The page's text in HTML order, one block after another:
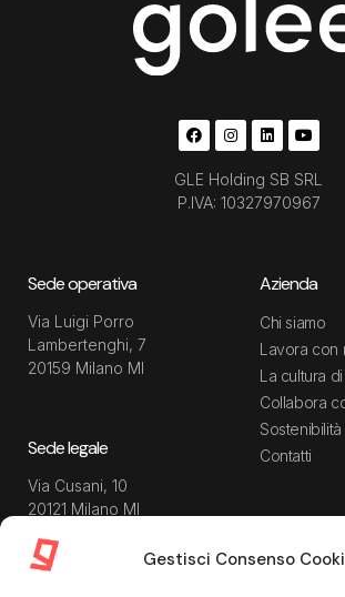
Gestisci Consenso
GLE Holding SB SRL
P.IVA: 10327970967
Sede operativa
Via Luigi Porro
Lambertenghi, 7
20159 Milano MI
Sede legale
Via Cusani, 10
20121 Milano MI
Azienda
Chi siamo
Lavora con
La cultura
Collabora
Sostenibilità
Contatti